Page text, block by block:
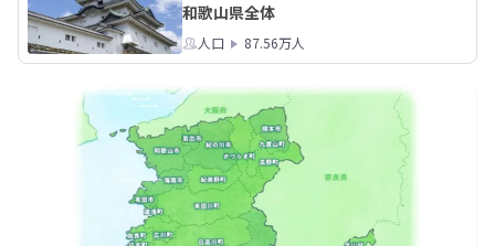
和歌山県全体
人口 87.56万人